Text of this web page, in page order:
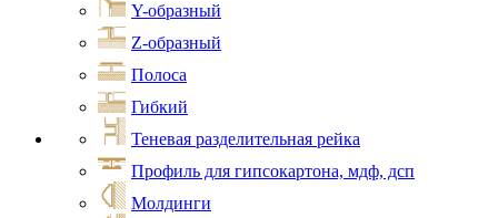
Y-образный
Z-образный
Полоса
Гибкий
Теневая разделительная рейка
Профиль для гипсокартона, мдф, дсп
Молдинги